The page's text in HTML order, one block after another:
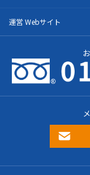
運営 Webサイト